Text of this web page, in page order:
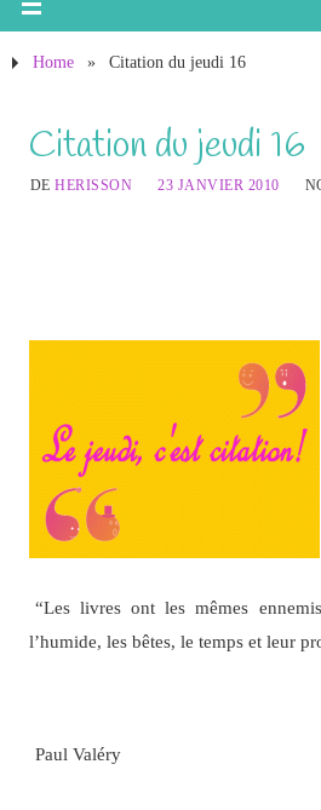
Home » Citation du jeudi 16
Citation du jeudi 16
DEHERISSON 23 JANVIER 2010
“Les livres ont les mêmes
l’humide, les bêtes, le temps et leur
Paul Valéry